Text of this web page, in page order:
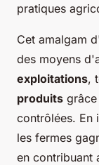
pratiques
Cet amalgam
des moyens
exploitations,
produits
contrôlées. En
les fermes
en contribuant